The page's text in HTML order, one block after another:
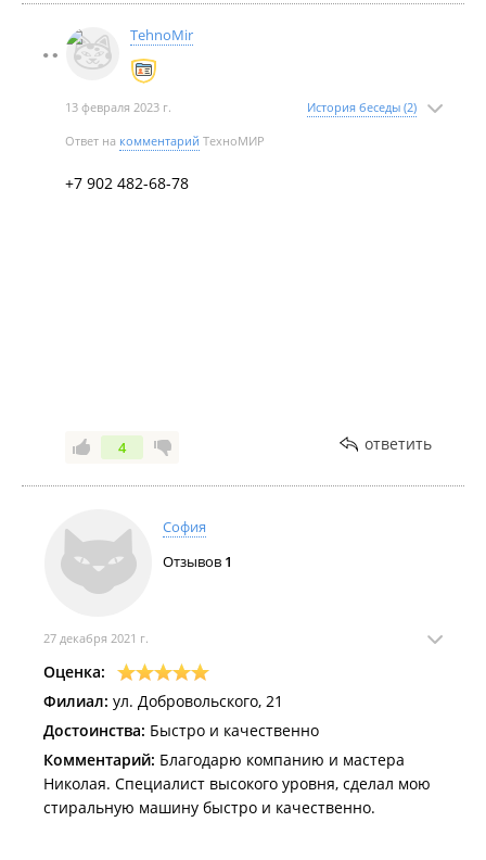
TehnoMir
13 февраля 2023 г. История беседы (2)
Ответ на комментарий ТехноМИР
+7 902 482-68-78
4 ответить
София
Отзывов 1
27 декабря 2021 г.
Оценка:
Филиал: ул. Добровольского, 21
Достоинства: Быстро и качественно
Комментарий: Благодарю компанию и мастера
Николая. Специалист высокого уровня, сделал мою
стиральную машину быстро и качественно.